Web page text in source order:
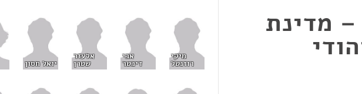
מדינת
מיקי
רוזנטל
אבי
דיכטר
אלעזר
שטרן יואל חסון